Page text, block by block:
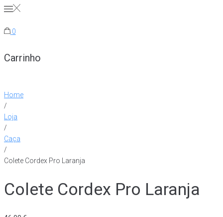
Skip
content
0
Carrinho
Home
/
Loja
/
Caça
/
Colete Cordex Pro Laranja
Colete Cordex Pro Laranja